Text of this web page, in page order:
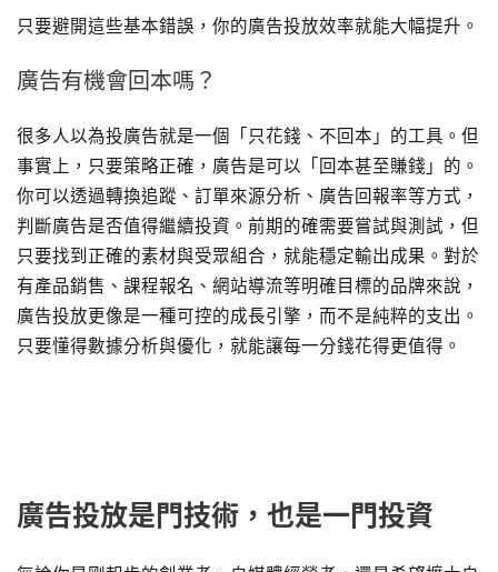
只要避開這些基本錯誤，你的廣告投放效率就能大幅提升。
廣告有機會回本嗎？
很多人以為投廣告就是一個「只花錢、不回本」的工具。但
事實上，只要策略正確，廣告是可以「回本甚至賺錢」的。
你可以透過轉換追蹤、訂單來源分析、廣告回報率等方式，
判斷廣告是否值得繼續投資。前期的確需要嘗試與測試，但
只要找到正確的素材與受眾組合，就能穩定輸出成果。對於
有產品銷售、課程報名、網站導流等明確目標的品牌來說，
廣告投放更像是一種可控的成長引擎，而不是純粹的支出。
只要懂得數據分析與優化，就能讓每一分錢花得更值得。
廣告投放是門技術，也是一門投資